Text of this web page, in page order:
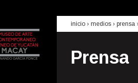
inicio › medios › prensa
Prensa